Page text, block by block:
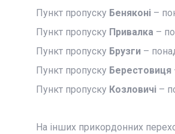
Пункт пропуску Беняконі–
Пункт пропуску Привалка –
Пункт пропуску Брузги–
Пункт пропуску Берестовиця
Пункт пропуску Козловичі–
На інших прикордонних